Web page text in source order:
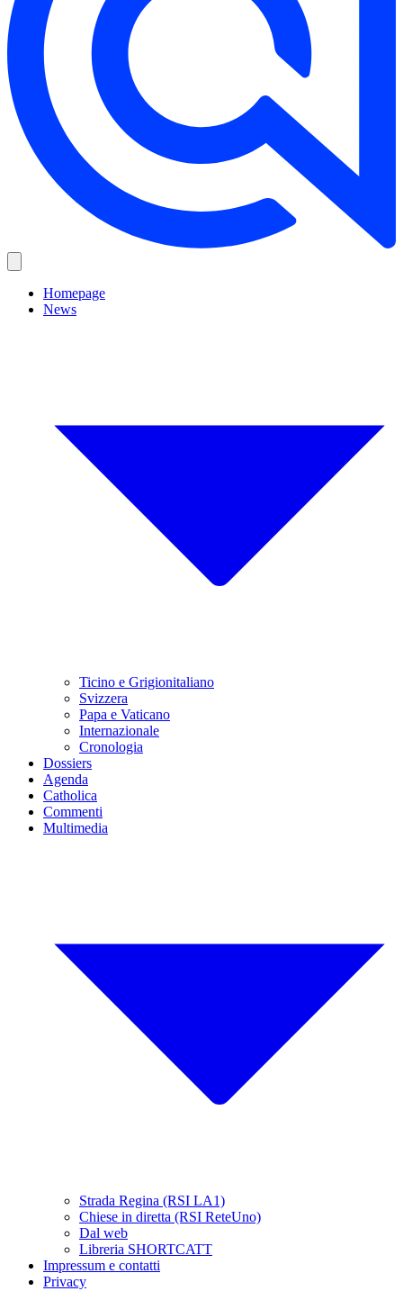
Homepage
News
Ticino e Grigionitaliano
Svizzera
Papa e Vaticano
Internazionale
Cronologia
Dossiers
Agenda
Catholica
Commenti
Multimedia
Strada Regina (RSI LA1)
Chiese in diretta (RSI ReteUno)
Dal web
Libreria SHORTCATT
Impressum e contatti
Privacy